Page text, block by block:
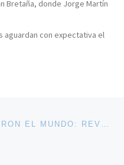
Bretaña, donde Jorge Martín
aguardan con expectativa el
IDEAS QUE TRANSFORMARON EL MUNDO: REVOLUCIÓN